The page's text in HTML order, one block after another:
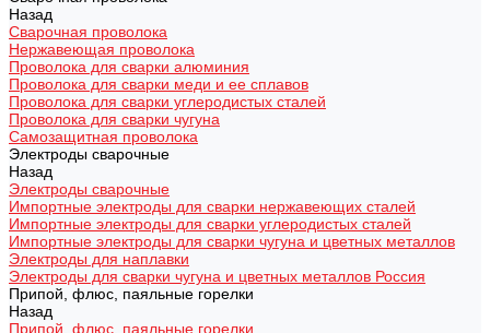
Назад
Сварочная проволока
Нержавеющая проволока
Проволока для сварки алюминия
Проволока для сварки меди и ее сплавов
Проволока для сварки углеродистых сталей
Проволока для сварки чугуна
Самозащитная проволока
Электроды сварочные
Назад
Электроды сварочные
Импортные электроды для сварки нержавеющих сталей
Импортные электроды для сварки углеродистых сталей
Импортные электроды для сварки чугуна и цветных металлов
Электроды для наплавки
Электроды для сварки чугуна и цветных металлов Россия
Припой, флюс, паяльные горелки
Назад
Припой, флюс, паяльные горелки